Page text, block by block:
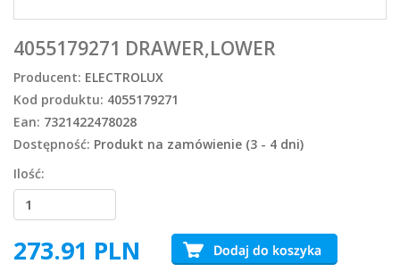
4055179271 DRAWER,LOWER
Producent: ELECTROLUX
Kod produktu: 4055179271
Ean: 7321422478028
Dostępność: Produkt na zamówienie (3 - 4 dni)
Ilość:
273.91 PLN